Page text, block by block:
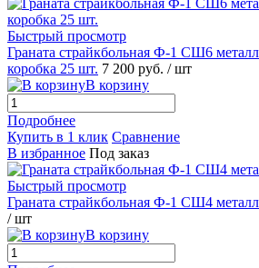
Быстрый просмотр
Граната страйкбольная Ф-1 СШ6
коробка 25 шт. 7 200 руб. / шт
В корзину
Подробнее
Купить в 1 клик Сравнение
В избранное Под заказ
Быстрый просмотр
Граната страйкбольная Ф-1 СШ4
/ шт
В корзину